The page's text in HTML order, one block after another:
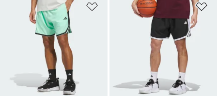
Ajouter à la Liste de produits